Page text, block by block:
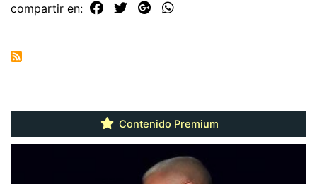
compartir en:
Contenido Premium